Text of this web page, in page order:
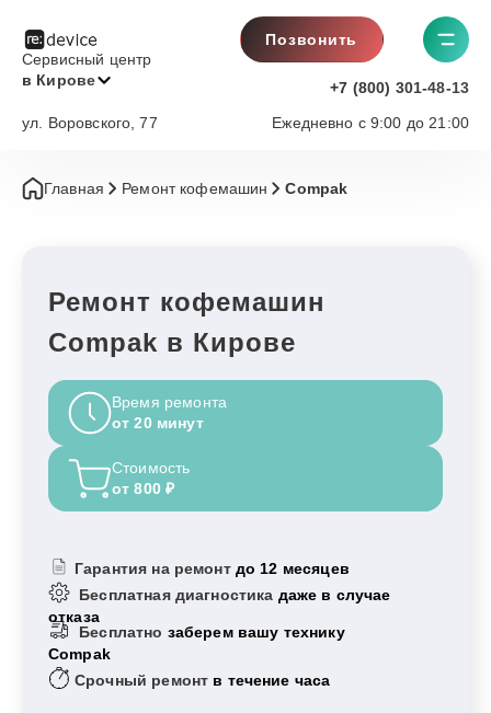
Сервисный центр
в Кирове
Позвонить
+7 (800) 301-48-13
Ежедневно с 9:00 до 21:00
ул. Воровского, 77
Главная Ремонт кофемашин Compak
Ремонт кофемашин
Compak в Кирове
Время ремонта
от 20 минут
Стоимость
от 800 ₽
Гарантия на ремонт до 12 месяцев
Бесплатная диагностика даже в случае
отказа
Бесплатно заберем вашу технику
Compak
Срочный ремонт в течение часа